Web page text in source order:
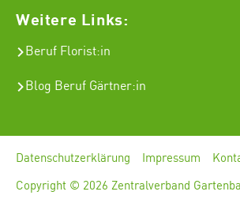
Weitere Links:
Beruf Florist:in
Blog Beruf Gärtner:in
Datenschutzerklärung Impressum
Copyright © 2026 Zentralverband